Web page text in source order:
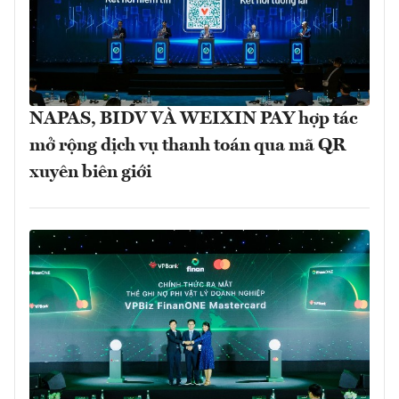
NAPAS, BIDV VÀ WEIXIN PAY hợp tác
mở rộng dịch vụ thanh toán qua mã QR
xuyên biên giới